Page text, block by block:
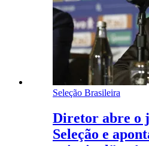
Seleção Brasileira
Diretor abre o
Seleção e